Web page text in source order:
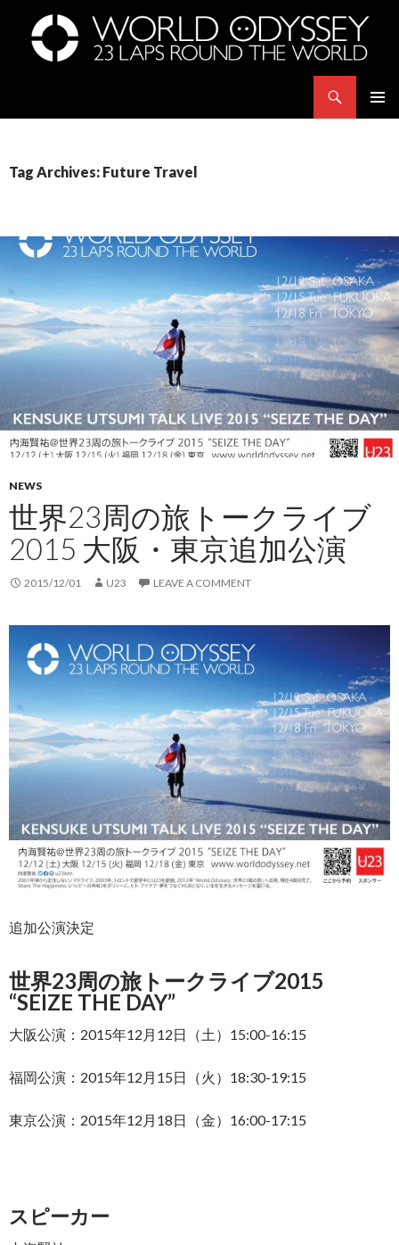
世界23周の旅｜WORLD ODYSSEY: 23 Laps Rond The World
Tag Archives: Future Travel
NEWS
世界23周の旅トークライブ
2015 大阪・東京追加公演
2015/12/01 U23 LEAVE A COMMENT
追加公演決定
世界23周の旅トークライブ2015
“SEIZE THE DAY”
大阪公演：2015年12月12日（土）15:00-16:15
福岡公演：2015年12月15日（火）18:30-19:15
東京公演：2015年12月18日（金）16:00-17:15
スピーカー